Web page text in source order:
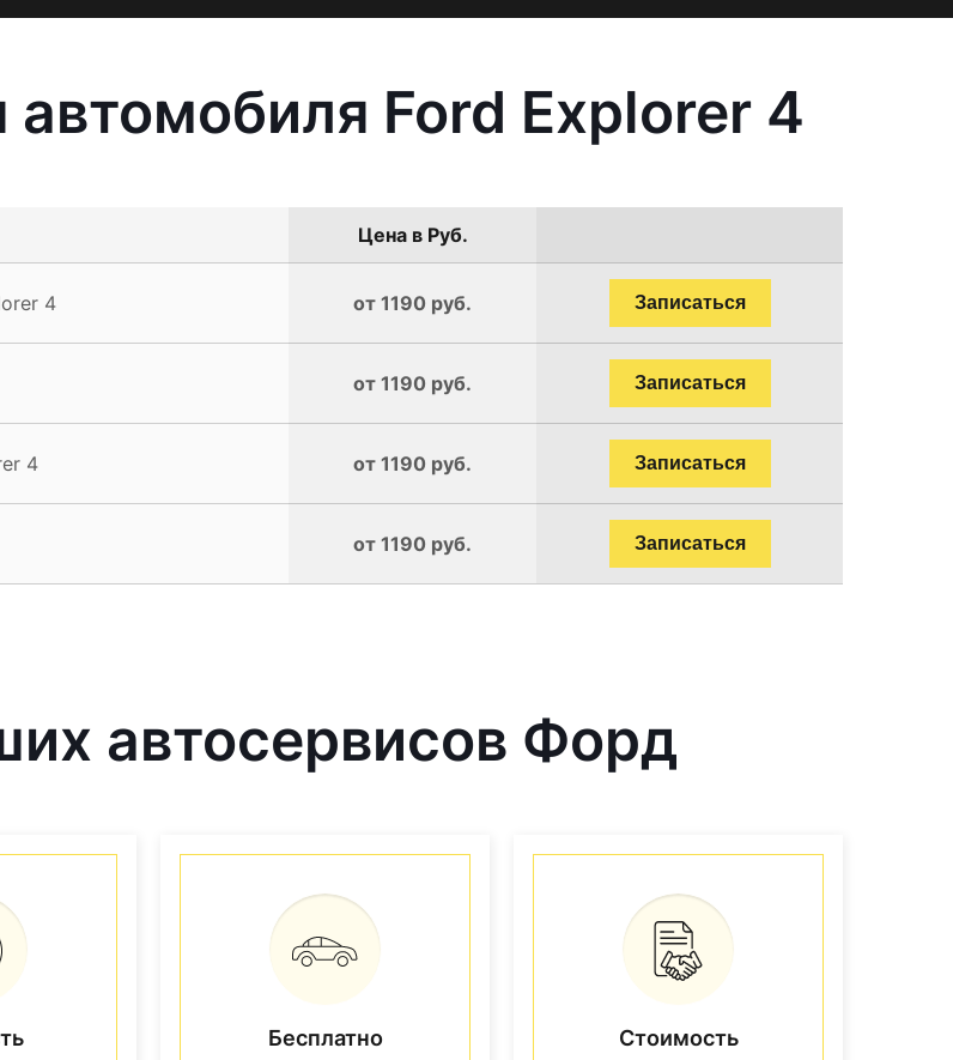
Ford Explorer 4
Цена в Руб.
4 от 1190 руб. Записаться
от 1190 руб. Записаться
4 от 1190 руб. Записаться
от 1190 руб. Записаться
автосервисов Форд
Бесплатно Стоимость